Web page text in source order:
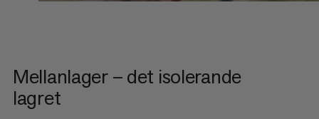
Mellanlager – det isolerande
lagret